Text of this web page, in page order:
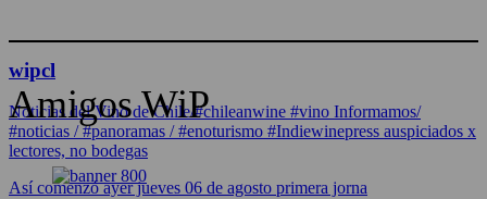
wipcl
Noticias del Vino de Chile/#chileanwine #vino Informamos/
#noticias / #panoramas / #enoturismo #Indiewinepress auspiciados x
lectores, no bodegas
Así comenzó ayer jueves 06 de agosto primera jorna
Amigos WiP